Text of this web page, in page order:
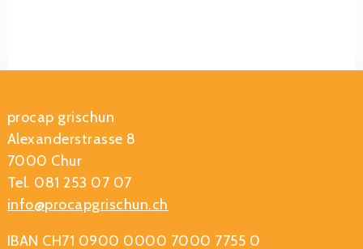
procap grischun
Alexanderstrasse 8
7000 Chur
Tel. 081 253 07 07
info@procapgrischun.ch
IBAN CH71 0900 0000 7000 7755 0